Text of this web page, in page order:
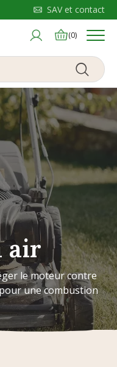
SAV et contact
(0) Menu
air
le moteur contre
une combustion